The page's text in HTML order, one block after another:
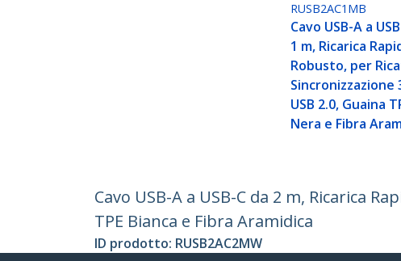
RUSB2AC1MB
Cavo USB-A a
1 m, Ricarica
Robusto, per
Sincronizzazione
USB 2.0, Guaina
Nera e Fibra
Cavo USB-A a USB-C da 2 m, Ricarica
TPE Bianca e Fibra Aramidica
ID prodotto: RUSB2AC2MW